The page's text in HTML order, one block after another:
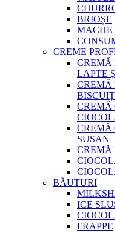
BRIOȘE
CREME
CREMĂ
LAPTE
CREMĂ
CREMĂ
CREMĂ
SUSAN
CREMĂ
BĂUTURI
ICE
FRAPPE